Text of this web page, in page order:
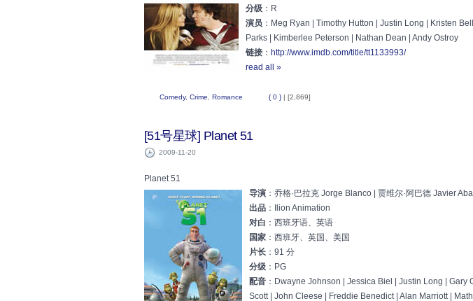
分级 ：R
演员 ：Meg Ryan | Timothy Hutton | Justin Long | Kristen
Parks | Kimberlee Peterson | Nathan Dean | Andy Ostroy
链接 ： http://www.imdb.com/title/tt1133993/
read all »
Comedy, Crime Romance { 0 } | [2,869]
[51号星球] Planet 51
2009-11-20
Planet 51
导演 ：乔格·巴拉克 Jorge Blanco | 贾维尔·阿巴德 Javier
出品 ：Ilion Animation
对白 ：西班牙语、英语
国家 ：西班牙、英国、美国
片长 ：91 分
分级 ：PG
配音 ：Dwayne Johnson | Jessica Biel | Justin Long | Gary
Scott | John Cleese | Freddie Benedict | Alan Marriott |